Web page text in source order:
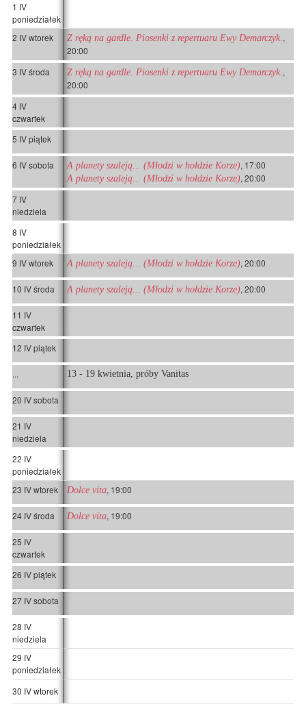
1 IV
poniedziałek
2 IV wtorek
Z ręką na gardle. Piosenki z repertuaru Ewy Demarczyk. ,
20:00
3 IV środa
Z ręką na gardle. Piosenki z repertuaru Ewy Demarczyk. ,
20:00
4 IV
czwartek
5 IV piątek
6 IV sobota A planety szaleją... (Młodzi w hołdzie Korze), 17:00
A planety szaleją... (Młodzi w hołdzie Korze), 20:00
7 IV
niedziela
8 IV
poniedziałek
9 IV wtorek
A planety szaleją... (Młodzi w hołdzie Korze), 20:00
10 IV środa A planety szaleją... (Młodzi w hołdzie Korze), 20:00
11 IV
czwartek
12 IV piątek
... 13 - 19 kwietnia, próby Vanitas
20 IV sobota
21 IV
niedziela
22 IV
poniedziałek
23 IV wtorek
Dolce vita, 19:00
24 IV środa Dolce vita, 19:00
25 IV
czwartek
26 IV piątek
27 IV sobota
28 IV
niedziela
29 IV
poniedziałek
30 IV wtorek